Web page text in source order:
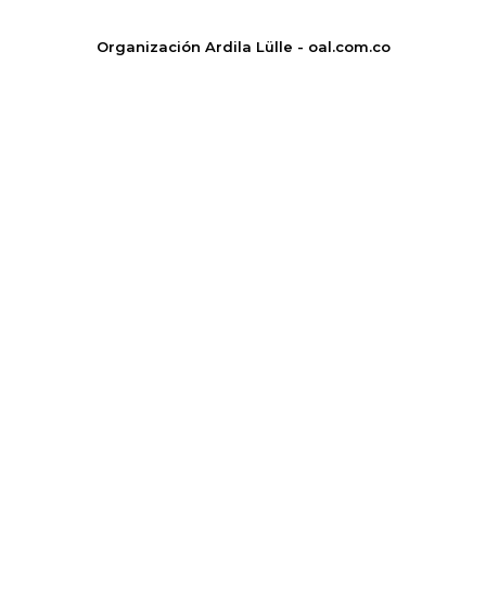
Organización Ardila Lülle - oal.com.co